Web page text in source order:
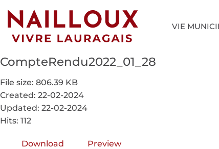
VIE
CompteRendu2022_01_28
File size: 806.39 KB
Created: 22-02-2024
Updated: 22-02-2024
Hits: 112
Download Preview